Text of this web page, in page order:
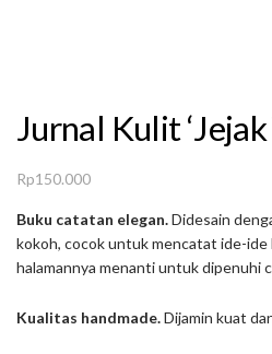
Jurnal Kulit
Rp150.000
Buku catatan elegan.Didesain
kokoh, cocok untuk mencatat ide-ide
halamannya menanti untuk dipenuhi
Kualitas handmade.Dijamin kuat